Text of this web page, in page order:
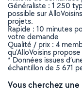
Généraliste : 1 250
possible sur
projets.
Rapide : 10 minutes
votre demande
Qualité / prix : 4
qu’AlloVoisins
* Données issues
échantillon de 5 671
Vous cherchez